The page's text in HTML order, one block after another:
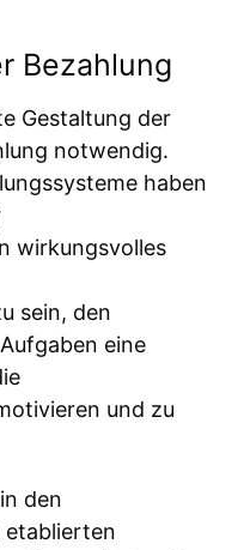
Bezahlung
Gestaltung der
notwendig.
haben
wirkungsvolles
sein, den
eine
und zu
den
etablierten